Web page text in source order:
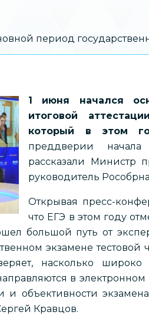
период
1 июня начался
итоговой
который в этом
преддверии
рассказали Министр
руководитель
Открывая пресс-
что ЕГЭ в этом году
большой путь от
экзамене тестовой
насколько
в
и объективности
Кравцов.